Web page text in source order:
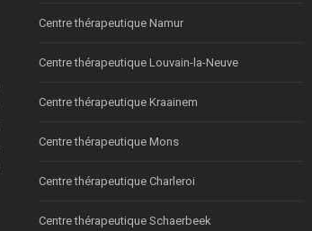
Centre thérapeutique Namur
Centre thérapeutique Louvain-la-Neuve
Centre thérapeutique Kraainem
Centre thérapeutique Mons
Centre thérapeutique Charleroi
Centre thérapeutique Schaerbeek